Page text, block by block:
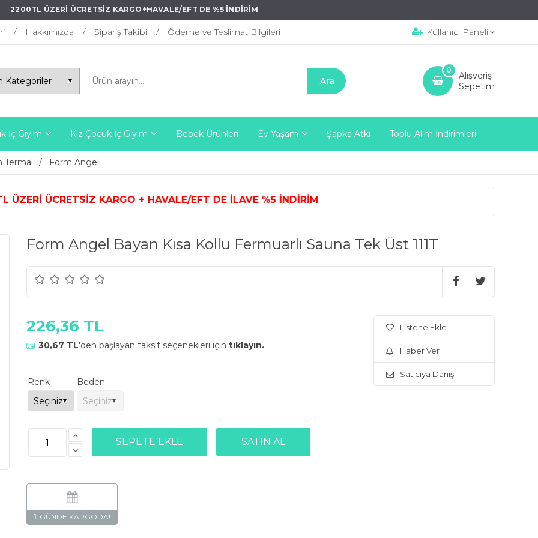
2200TL ÜZERİ ÜCRETSİZ KARGO+HAVALE/EFT DE %5 İNDİRİM
Hakkımızda Sipariş Takibi Ödeme ve Teslimat Bilgileri Kullanıcı Paneli
Alışveriş
Sepetim
0
İç Giyim Kız Çocuk İç Giyim Bebek Ürünleri Ev Yaşam Şapka Atkı Toplu Alım İndirimleri
Termal Form Angel
+ HAVALE/EFT DE İLAVE %5 İNDİRİM
Form Angel Bayan Kısa Kollu Fermuarlı Sauna Tek Üst 111T
226,36 TL
30,67 TL'den başlayan taksit seçenekleri için tıklayın.
Renk Beden
1
Listene Ekle
Haber Ver
Satıcıya Danış